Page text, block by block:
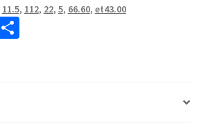
11.5, 112, 22, 5, 66.60, et43.00
S